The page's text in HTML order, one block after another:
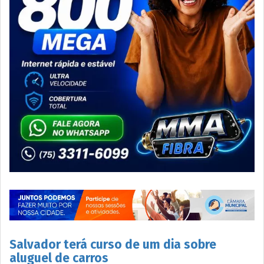
Salvador terá curso de um dia sobre
aluguel de carros